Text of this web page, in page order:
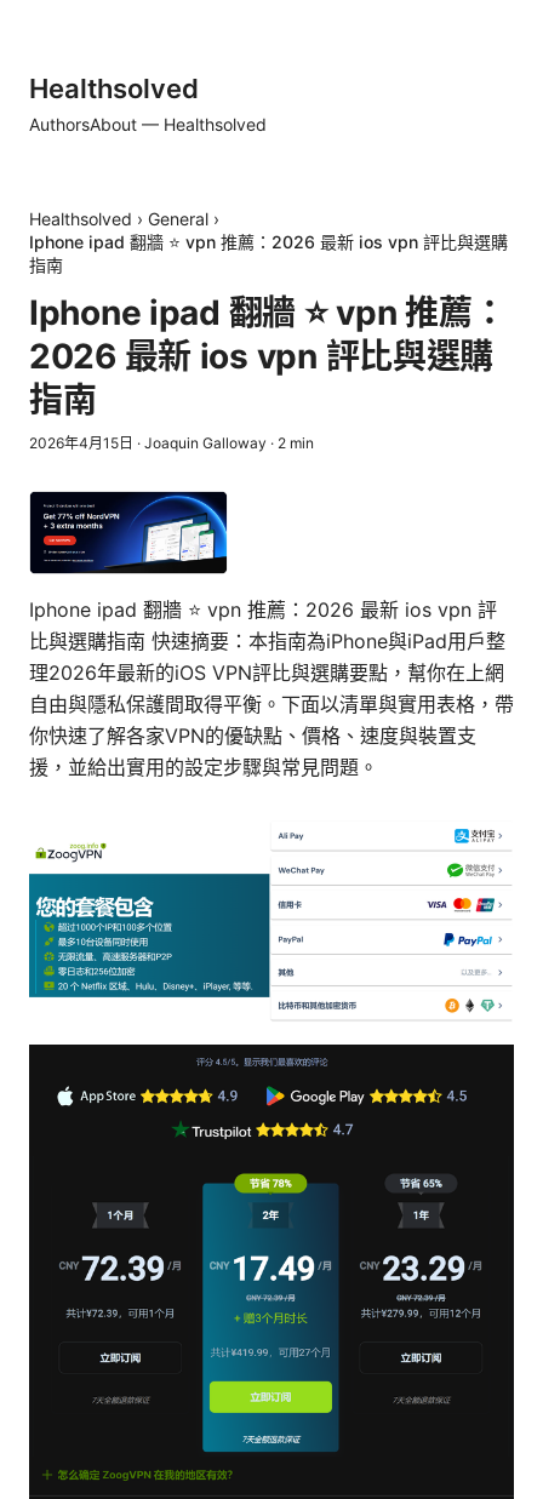
Healthsolved
AuthorsAbout — Healthsolved
Healthsolved › General ›
Iphone ipad 翻牆 ⭐ vpn 推薦：2026 最新 ios vpn 評比與選購
指南
Iphone ipad 翻牆 ⭐ vpn 推薦：
2026 最新 ios vpn 評比與選購
指南
2026年4月15日 · Joaquin Galloway · 2 min
Iphone ipad 翻牆 ⭐ vpn 推薦：2026 最新 ios vpn 評
比與選購指南 快速摘要：本指南為iPhone與iPad用戶整
理2026年最新的iOS VPN評比與選購要點，幫你在上網
自由與隱私保護間取得平衡。下面以清單與實用表格，帶
你快速了解各家VPN的優缺點、價格、速度與裝置支
援，並給出實用的設定步驟與常見問題。